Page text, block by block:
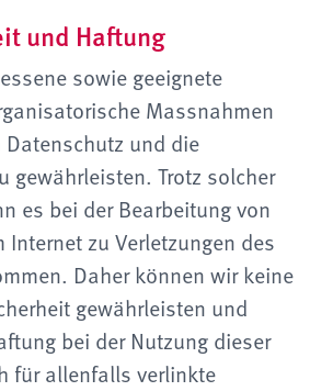
und Haftung
sowie geeignete
Massnahmen
und die
gewährleisten. Trotz solcher
es bei der Bearbeitung von
Internet zu Verletzungen des
Daher können wir keine
gewährleisten und
bei der Nutzung dieser
für allenfalls verlinkte